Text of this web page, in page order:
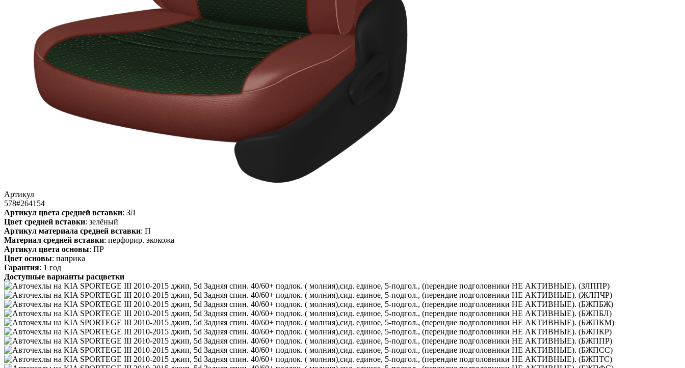
Артикул
578#264154
Артикул цвета средней вставки: ЗЛ
Цвет средней вставки: зелёный
Артикул материала средней вставки: П
Материал средней вставки: перфорир. экокожа
Артикул цвета основы: ПР
Цвет основы: паприка
Гарантия: 1 год
Доступные варианты расцветки